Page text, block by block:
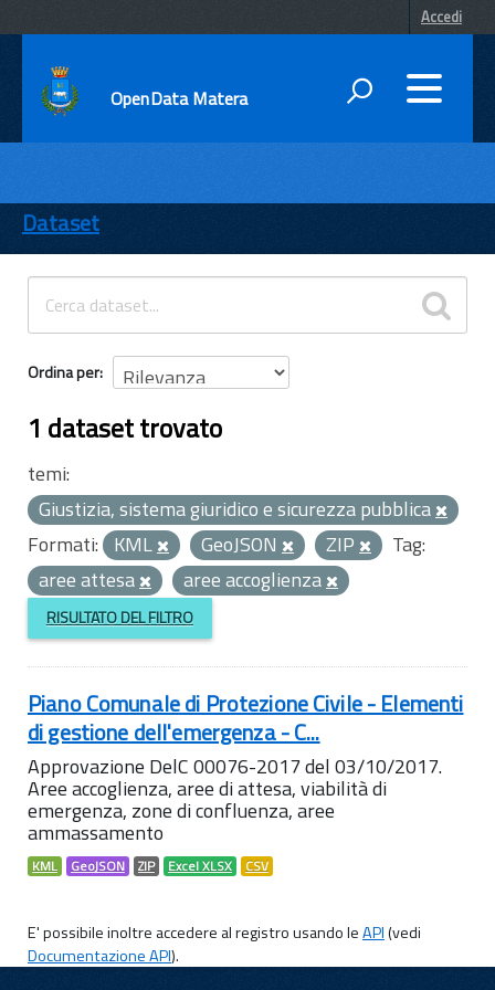
Accedi
OpenData Matera
ENTI
TEMI
INFORMAZIONI
Dataset
Ordina per
1 dataset trovato
temi:
Giustizia, sistema giuridico e sicurezza pubblica
Formati: KML GeoJSON ZIP
Tag:
aree attesa
aree accoglienza
RISULTATO DEL FILTRO
Piano Comunale di Protezione Civile - Elementi
di gestione dell'emergenza - C...
Approvazione DelC 00076-2017 del 03/10/2017.
Aree accoglienza, aree di attesa, viabilità di
emergenza, zone di confluenza, aree
ammassamento
KML GeoJSON ZIP Excel XLSX CSV
E' possibile inoltre accedere al registro usando leAPI(vedi
Documentazione API).